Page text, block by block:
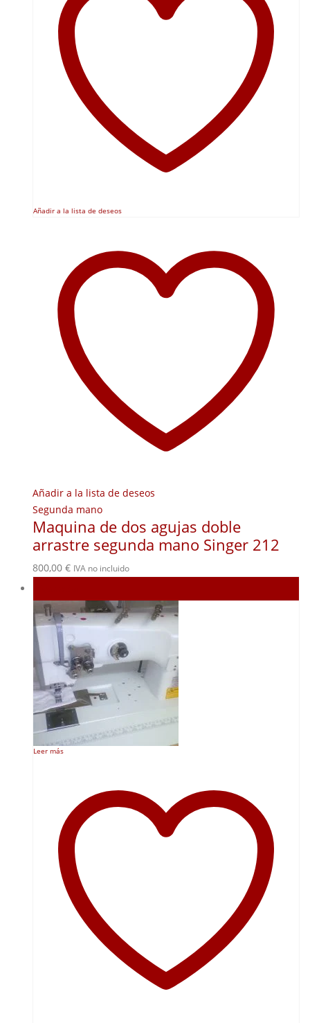
Añadir a la lista de deseos
Añadir a la lista de deseos
Segunda mano
Maquina de dos agujas doble
arrastre segunda mano Singer 212
800,00 € IVA no incluido
Leer más